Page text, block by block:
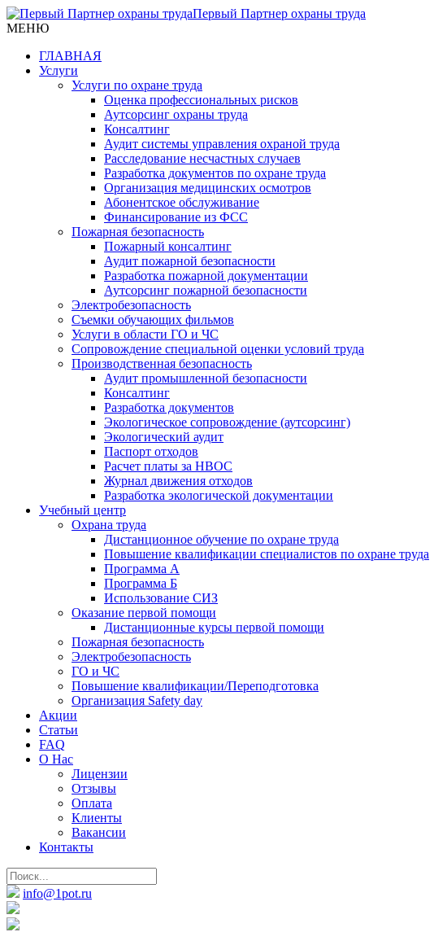
Первый Партнер охраны труда
МЕНЮ
ГЛАВНАЯ
Услуги
Услуги по охране труда
Оценка профессиональных рисков
Аутсорсинг охраны труда
Консалтинг
Аудит системы управления охраной труда
Расследование несчастных случаев
Разработка документов по охране труда
Организация медицинских осмотров
Абонентское обслуживание
Финансирование из ФСС
Пожарная безопасность
Пожарный консалтинг
Аудит пожарной безопасности
Разработка пожарной документации
Аутсорсинг пожарной безопасности
Электробезопасность
Съемки обучающих фильмов
Услуги в области ГО и ЧС
Сопровождение специальной оценки условий труда
Производственная безопасность
Аудит промышленной безопасности
Консалтинг
Разработка документов
Экологическое сопровождение (аутсорсинг)
Экологический аудит
Паспорт отходов
Расчет платы за НВОС
Журнал движения отходов
Разработка экологической документации
Учебный центр
Охрана труда
Дистанционное обучение по охране труда
Повышение квалификации специалистов по охране труда
Программа А
Программа Б
Использование СИЗ
Оказание первой помощи
Дистанционные курсы первой помощи
Пожарная безопасность
Электробезопасность
ГО и ЧС
Повышение квалификации/Переподготовка
Организация Safety day
Акции
Статьи
FAQ
О Нас
Лицензии
Отзывы
Оплата
Клиенты
Вакансии
Контакты
info@1pot.ru